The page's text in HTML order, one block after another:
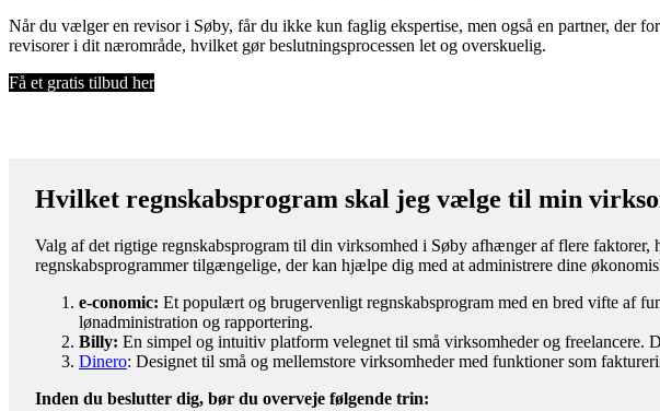
Når du vælger en revisor i Søby, får du ikke kun faglig ekspertise, men også en partner, der
revisorer i dit nærområde, hvilket gør beslutningsprocessen let og overskuelig.
Få et gratis tilbud her
Hvilket regnskabsprogram skal jeg vælge til min
Valg af det rigtige regnskabsprogram til din virksomhed i Søby afhænger af flere
regnskabsprogrammer tilgængelige, der kan hjælpe dig med at administrere dine
e-conomic: Et populært og brugervenligt regnskabsprogram med en bred vifte af
lønadministration og rapportering.
Billy: En simpel og intuitiv platform velegnet til små virksomheder og freelancere.
Dinero: Designet til små og mellemstore virksomheder med funktioner som
Inden du beslutter dig, bør du overveje følgende trin: